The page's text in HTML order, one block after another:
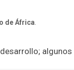
de África.